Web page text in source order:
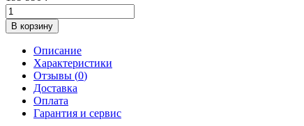
В корзину
Описание
Характеристики
Отзывы (0)
Доставка
Оплата
Гарантия и сервис